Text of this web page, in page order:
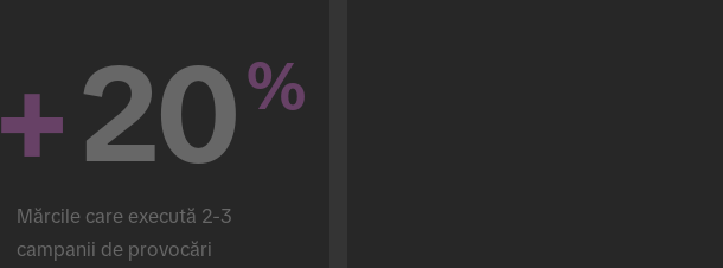
+20%
Mărcile care execută 2-3
campanii de provocări